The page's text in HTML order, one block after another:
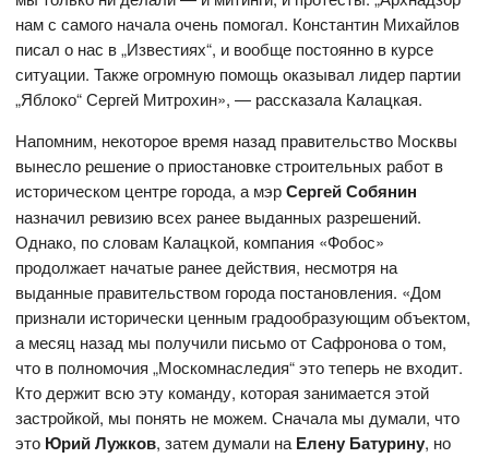
нам с самого начала очень помогал. Константин Михайлов
писал о нас в „Известиях“, и вообще постоянно в курсе
ситуации. Также огромную помощь оказывал лидер партии
„Яблоко“ Сергей Митрохин», — рассказала Калацкая.
Напомним, некоторое время назад правительство Москвы
вынесло решение о приостановке строительных работ в
историческом центре города, а мэрСергей Собянин
назначил ревизию всех ранее выданных разрешений.
Однако, по словам Калацкой, компания «Фобос»
продолжает начатые ранее действия, несмотря на
выданные правительством города постановления. «Дом
признали исторически ценным градообразующим объектом,
а месяц назад мы получили письмо от Сафронова о том,
что в полномочия „Москомнаследия“ это теперь не входит.
Кто держит всю эту команду, которая занимается этой
застройкой, мы понять не можем. Сначала мы думали, что
это Юрий Лужков, затем думали на Елену Батурину, но